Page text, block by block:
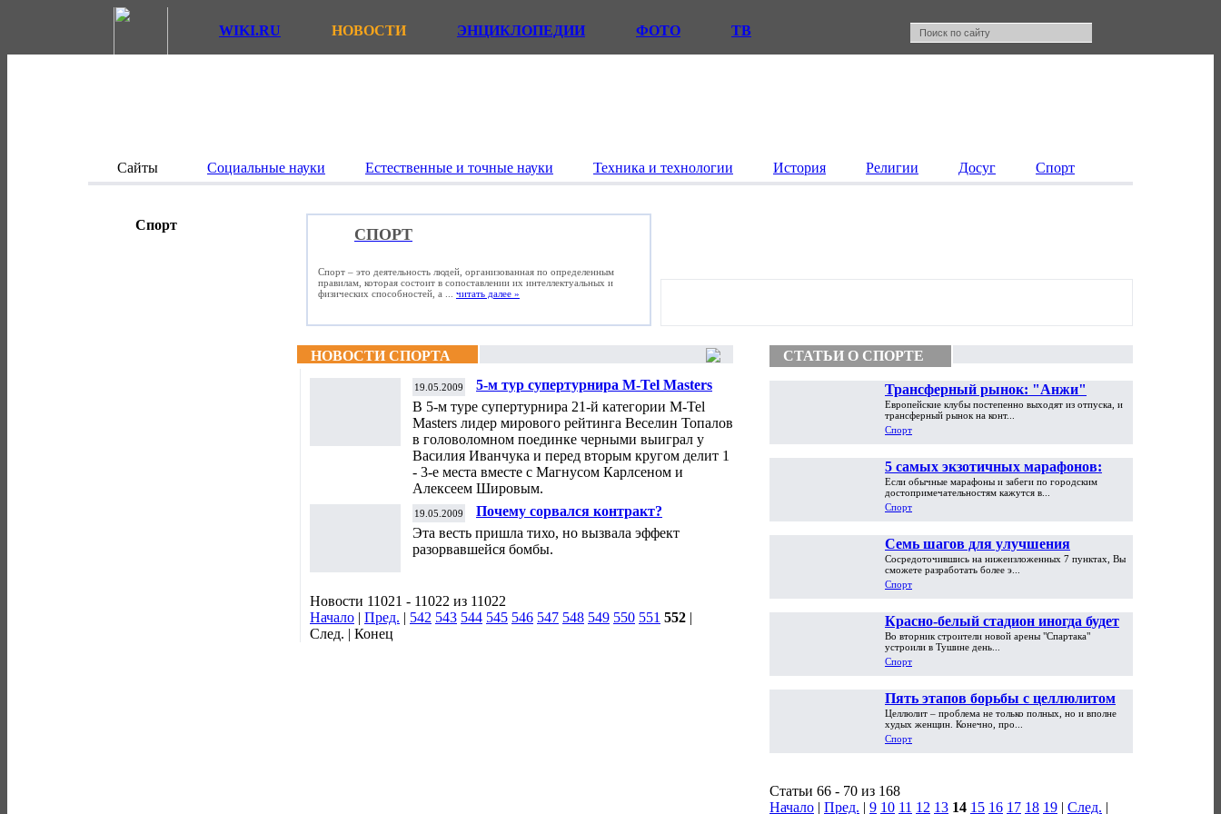
WIKI.RU НОВОСТИ ЭНЦИКЛОПЕДИИ ФОТО ТВ
Сайты Социальные науки Естественные и точные науки Техника и технологии История Религии Досуг Спорт
Спорт
СПОРТ
Спорт – это деятельность людей, организованная по определенным
правилам, которая состоит в сопоставлении их интеллектуальных и
физических способностей, а ... читать далее »
НОВОСТИ СПОРТА
19.05.2009
5-м тур супертурнира M-Tel Masters
В 5-м туре супертурнира 21-й категории M-Tel
Masters лидер мирового рейтинга Веселин Топалов
в головоломном поединке черными выиграл у
Василия Иванчука и перед вторым кругом делит 1
- 3-е места вместе с Магнусом Карлсеном и
Алексеем Шировым.
19.05.2009
Почему сорвался контракт?
Эта весть пришла тихо, но вызвала эффект
разорвавшейся бомбы.
Новости 11021 - 11022 из 11022
Начало | Пред. | 542 543 544 545 546 547 548 549 550 551 552 |
След. | Конец
СТАТЬИ О СПОРТЕ
Трансферный рынок: "Анжи"
уступил "Реалу", но обошел
"Ювентус"
Европейские клубы постепенно выходят из отпуска, и
трансферный рынок на конт...
Спорт
5 самых экзотичных марафонов:
носороги, пингвины и Китайская
стена
Если обычные марафоны и забеги по городским
достопримечательностям кажутся в...
Спорт
Семь шагов для улучшения
персонального тренинга
Сосредоточившись на нижеизложенных 7 пунктах, Вы
сможете разработать более э...
Спорт
Красно-белый стадион иногда будет
трехцветным
Во вторник строители новой арены "Спартака"
устроили в Тушине день...
Спорт
Пять этапов борьбы с целлюлитом
Целлюлит – проблема не только полных, но и вполне
худых женщин. Конечно, про...
Спорт
Статьи 66 - 70 из 168
Начало | Пред. | 9 10 11 12 13 14 15 16 17 18 19 | След. |